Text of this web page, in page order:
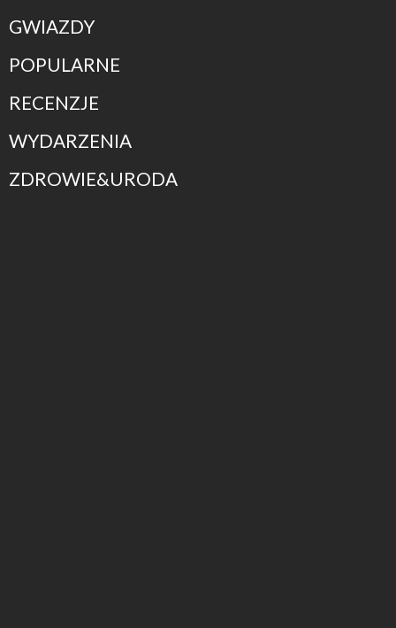
GWIAZDY
POPULARNE
RECENZJE
WYDARZENIA
ZDROWIE&URODA